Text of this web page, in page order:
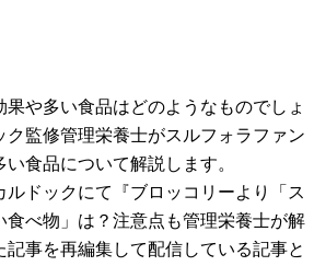
果や多い食品はどのようなものでしょ
ク監修管理栄養士がスルフォラファン
食品について解説します。
ドックにて『ブロッコリーより「ス
食べ物」は？注意点も管理栄養士が解
事を再編集して配信している記事と